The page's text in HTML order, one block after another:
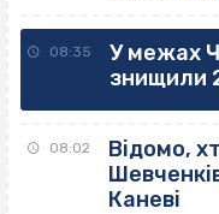
08:35
У межах
знищили
08:02
Відомо,
Каневі